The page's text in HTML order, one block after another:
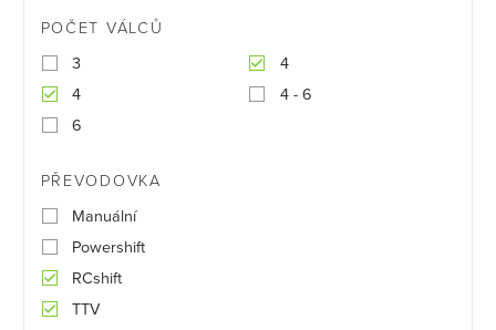
POČET VÁLCŮ
3
4
4
4 - 6
6
PŘEVODOVKA
Manuální
Powershift
RCshift
TTV